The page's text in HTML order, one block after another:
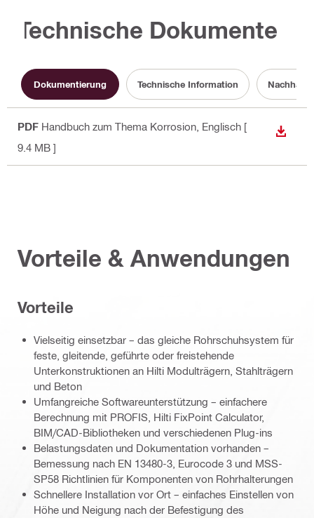
Technische Dokumente
Dokumentierung Technische Information
PDF Handbuch zum Thema Korrosion , Englisch [
9.4 MB ]
Vorteile & Anwendungen
Vorteile
Vielseitig einsetzbar – das gleiche Rohrschuhsystem für
feste, gleitende, geführte oder freistehende
Unterkonstruktionen an Hilti Modulträgern, Stahlträgern
und Beton
Umfangreiche Softwareunterstützung – einfachere
Berechnung mit PROFIS, Hilti FixPoint Calculator,
BIM/CAD-Bibliotheken und verschiedenen Plug-ins
Belastungsdaten und Dokumentation vorhanden –
Bemessung nach EN 13480-3, Eurocode 3 und MSS-
SP58 Richtlinien für Komponenten von Rohrhalterungen
Schnellere Installation vor Ort – einfaches Einstellen von
Höhe und Neigung nach der Befestigung des